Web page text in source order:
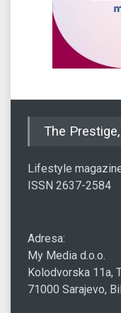
The
Lifestyle
ISSN 2637-2584
Adresa:
My Media d.o.o.
Kolodvorska 11a,
71000 Sarajevo,